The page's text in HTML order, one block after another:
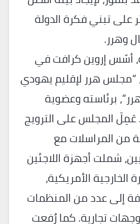
على تبني فكرة الدولة
وهرر.
أسّس إروين كرافت في
في 1943/7/21، “مجلس هرر لإقليم يهودي
برئاسته وعضوية
عَمِلَ المجلس على الترويج
من المراسلات مع
شملت أجهزة اللاجئين
الخارجية الأمريكية،
إلى عدد من المنظمات
تجارية. كما رُفعت